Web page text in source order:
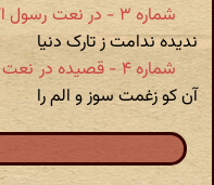
شماره ۳ - در نعت رسول اکرم (صلی الله علیه و آله و سلم)‏
ندیده ندامت ز تارک دنیا
شماره ۴ - قصیده در نعت آنسرور صلی الله علیه و آله
آن کو زغمت سوز و الم را